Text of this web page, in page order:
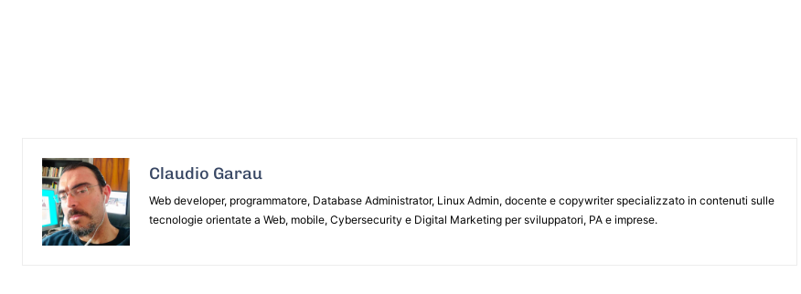
Claudio Garau
Web developer, programmatore, Database Administrator, Linux Admin, docente e copywriter specializzato in contenuti sulle
tecnologie orientate a Web, mobile, Cybersecurity e Digital Marketing per sviluppatori, PA e imprese.